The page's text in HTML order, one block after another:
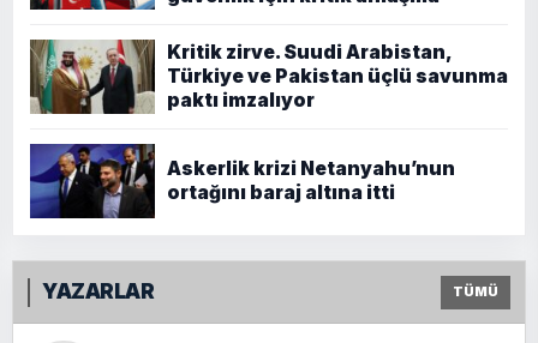
Kritik zirve. Suudi Arabistan,
Türkiye ve Pakistan üçlü savunma
paktı imzalıyor
Askerlik krizi Netanyahu’nun
ortağını baraj altına itti
YAZARLAR TÜMÜ